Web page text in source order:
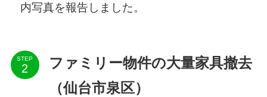
内写真を報告しました。
STEP
ファミリー物件の大量家具撤去
（仙台市泉区）